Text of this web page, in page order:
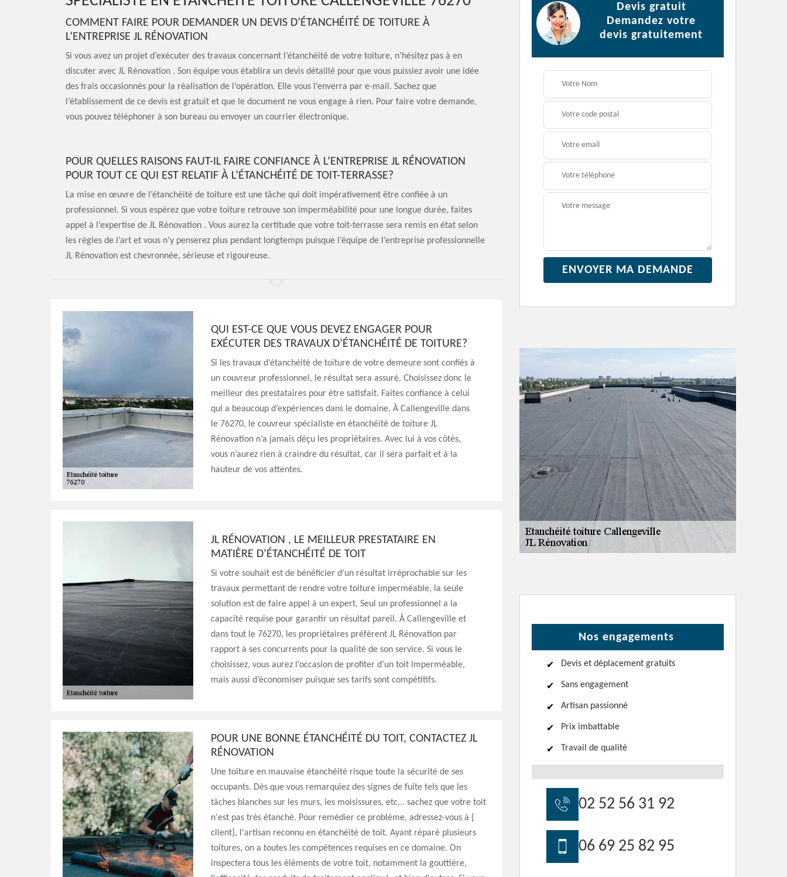
COMMENT FAIRE POUR DEMANDER UN DEVIS D’ÉTANCHÉITÉ DE TOITURE À
L’ENTREPRISE JL RÉNOVATION
Si vous avez un projet d’exécuter des travaux concernant l’étanchéité de votre toiture, n’hésitez pas à en
discuter avec JL Rénovation . Son équipe vous établira un devis détaillé pour que vous puissiez avoir une idée
des frais occasionnés pour la réalisation de l’opération. Elle vous l’enverra par e-mail. Sachez que
l’établissement de ce devis est gratuit et que le document ne vous engage à rien. Pour faire votre demande,
vous pouvez téléphoner à son bureau ou envoyer un courrier électronique.
POUR QUELLES RAISONS FAUT-IL FAIRE CONFIANCE À L’ENTREPRISE JL RÉNOVATION
POUR TOUT CE QUI EST RELATIF À L’ÉTANCHÉITÉ DE TOIT-TERRASSE?
La mise en œuvre de l’étanchéité de toiture est une tâche qui doit impérativement être confiée à un
professionnel. Si vous espérez que votre toiture retrouve son imperméabilité pour une longue durée, faites
appel à l’expertise de JL Rénovation . Vous aurez la certitude que votre toit-terrasse sera remis en état selon
les règles de l’art et vous n’y penserez plus pendant longtemps puisque l’équipe de l’entreprise professionnelle
JL Rénovation est chevronnée, sérieuse et rigoureuse.
QUI EST-CE QUE VOUS DEVEZ ENGAGER POUR
EXÉCUTER DES TRAVAUX D’ÉTANCHÉITÉ DE TOITURE?
Si les travaux d’étanchéité de toiture de votre demeure sont confiés à
un couvreur professionnel, le résultat sera assuré. Choisissez donc le
meilleur des prestataires pour être satisfait. Faites confiance à celui
qui a beaucoup d’expériences dans le domaine. À Callengeville dans
le 76270, le couvreur spécialiste en étanchéité de toiture JL
Rénovation n’a jamais déçu les propriétaires. Avec lui à vos côtés,
vous n’aurez rien à craindre du résultat, car il sera parfait et à la
hauteur de vos attentes.
JL RÉNOVATION , LE MEILLEUR PRESTATAIRE EN
MATIÈRE D’ÉTANCHÉITÉ DE TOIT
Si votre souhait est de bénéficier d’un résultat irréprochable sur les
travaux permettant de rendre votre toiture imperméable, la seule
solution est de faire appel à un expert. Seul un professionnel a la
capacité requise pour garantir un résultat pareil. À Callengeville et
dans tout le 76270, les propriétaires préfèrent JL Rénovation par
rapport à ses concurrents pour la qualité de son service. Si vous le
choisissez, vous aurez l’occasion de profiter d’un toit imperméable,
mais aussi d’économiser puisque ses tarifs sont compétitifs.
POUR UNE BONNE ÉTANCHÉITÉ DU TOIT, CONTACTEZ JL
RÉNOVATION
Une toiture en mauvaise étanchéité risque toute la sécurité de ses
occupants. Dès que vous remarquiez des signes de fuite tels que les
tâches blanches sur les murs, les moisissures, etc... sachez que votre toit
n'est pas très étanché. Pour remédier ce problème, adressez-vous à {
client}, l'artisan reconnu en étanchéité de toit. Ayant réparé plusieurs
toitures, on a toutes les compétences requises en ce domaine. On
inspectera tous les éléments de votre toit, notamment la gouttière,
Devis gratuit
Demandez votre
devis gratuitement
Nos engagements
Devis et déplacement gratuits
Sans engagement
Artisan passionné
Prix imbattable
Travail de qualité
02 52 56 31 92
06 69 25 82 95